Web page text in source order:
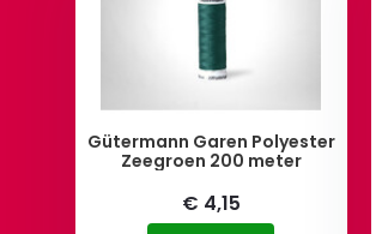
Gütermann Garen Polyester
Zeegroen 200 meter
€ 4,15